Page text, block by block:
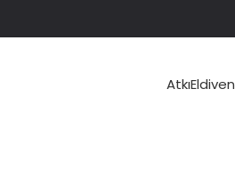
AtkıEldiven